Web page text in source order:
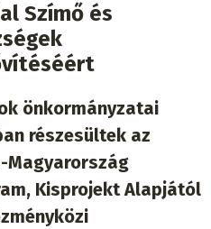
Szímő és
önkormányzatai
részesültek az
Magyarország
Kisprojekt Alapjától